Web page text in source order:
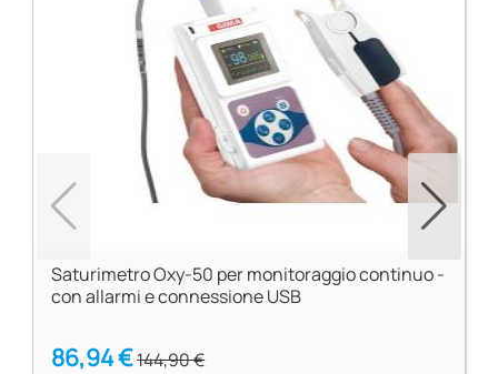
Saturimetro Oxy-50 per monitoraggio continuo -
con allarmi e connessione USB
86,94 €144,90 €